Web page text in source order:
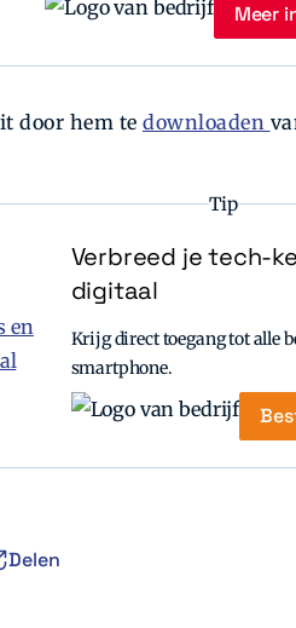
Meer
door hem te downloaden
Tip
Verbreed je tech-
digitaal
Krijg direct toegang tot alle
smartphone.
Delen